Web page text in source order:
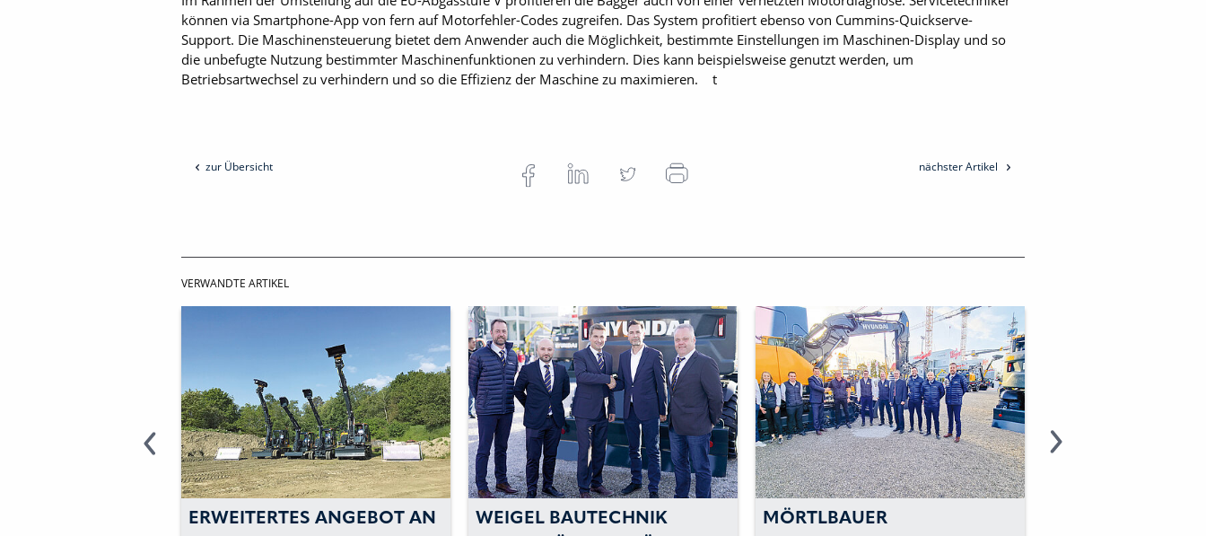
können via Smartphone-App von fern auf Motorfehler-Codes zugreifen. Das System profitiert ebenso von Cummins-Quickserve-
Support. Die Maschinensteuerung bietet dem Anwender auch die Möglichkeit, bestimmte Einstellungen im Maschinen-Display und so
die unbefugte Nutzung bestimmter Maschinenfunktionen zu verhindern. Dies kann beispielsweise genutzt werden, um
Betriebsartwechsel zu verhindern und so die Effizienz der Maschine zu maximieren. t
zur Übersicht nächster Artikel
VERWANDTE ARTIKEL
ERWEITERTES ANGEBOT AN
WEIGEL BAUTECHNIK
MÖRTLBAUER